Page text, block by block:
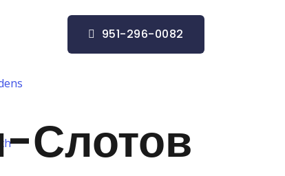
951-296-0082
Слотов